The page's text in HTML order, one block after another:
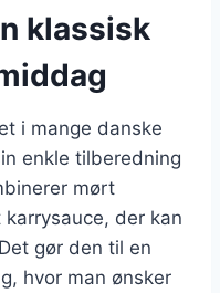
klassisk
i mange danske
enkle tilberedning
mørt
der kan
gør den til en
hvor man ønsker